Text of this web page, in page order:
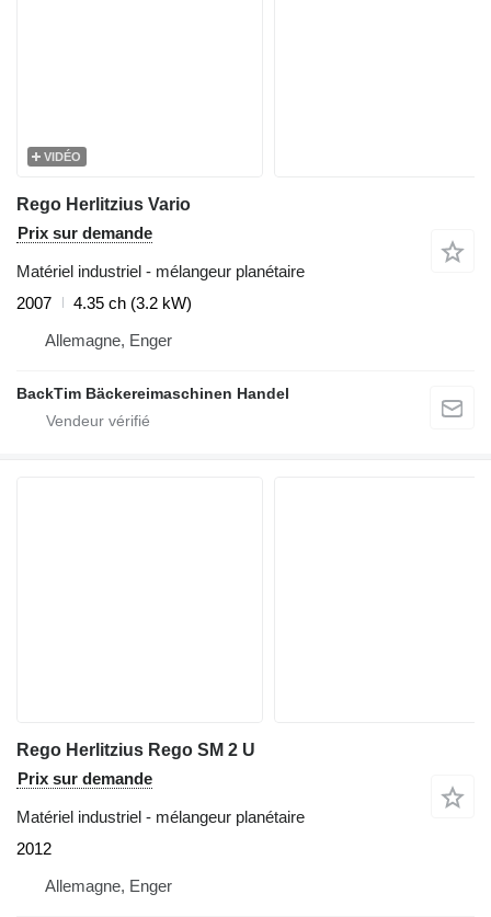
VIDÉO
Rego Herlitzius Vario
Prix sur demande
Matériel industriel - mélangeur planétaire
2007
4.35 ch (3.2 kW)
Allemagne, Enger
BackTim Bäckereimaschinen Handel
Rego Herlitzius Rego SM 2 U
Prix sur demande
Matériel industriel - mélangeur planétaire
2012
Allemagne, Enger